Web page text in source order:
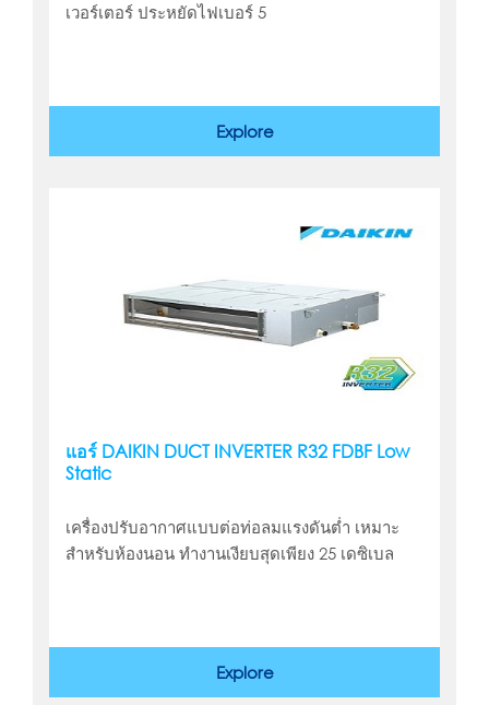
เวอร์เตอร์ ประหยัดไฟเบอร์ 5
Explore
แอร์ DAIKIN DUCT INVERTER R32 FDBF Low
Static
เครื่องปรับอากาศแบบต่อท่อลมแรงดันต่ำ เหมาะ
สำหรับห้องนอน ทำงานเงียบสุดเพียง 25 เดซิเบล
Explore